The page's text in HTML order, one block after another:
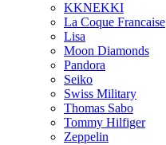
KKNEKKI
La Coque Francaise
Lisa
Moon Diamonds
Pandora
Seiko
Swiss Military
Thomas Sabo
Tommy Hilfiger
Zeppelin